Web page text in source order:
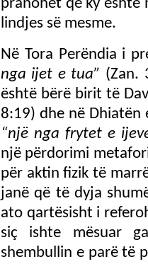
pranohet që ky është
lindjes së mesme.
Në Tora Perëndia i
nga ijet e tua” (Zan.
është bërë birit të
8:19) dhe në
“një nga frytet e
një përdorimi
për aktin fizik të
janë që të dyja
ato qartësisht i
siç ishte mësuar
shembullin e parë të